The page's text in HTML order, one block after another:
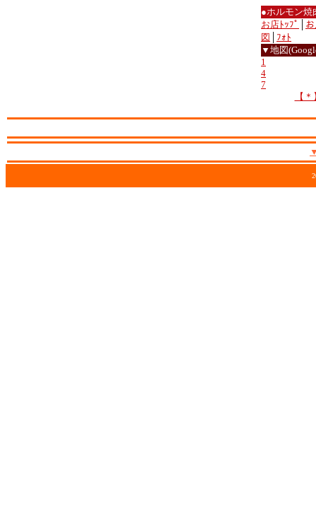
●ホルモン
お店ﾄｯﾌﾟ
図
ﾌｫﾄ
▼地図
1
4
7
【